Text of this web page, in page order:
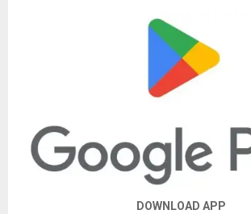
DOWNLOAD APP